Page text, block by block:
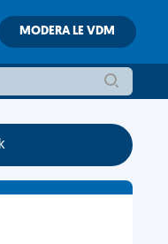
MODERA LE VDM